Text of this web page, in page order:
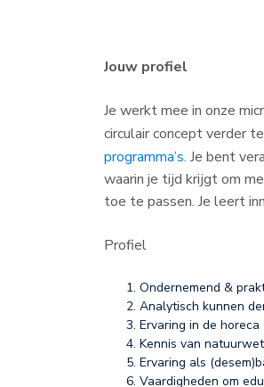
Jouw profiel
Je werkt mee in onze
circulair concept verder
programma’s. Je bent
waarin je tijd krijgt om
toe te passen. Je leert
Profiel
Ondernemend &
Analytisch kunnen
Ervaring in de horeca
Kennis van
Ervaring als
Vaardigheden om